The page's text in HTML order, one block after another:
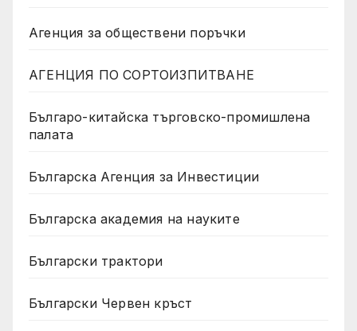
Агенция за обществени поръчки
АГЕНЦИЯ ПО СОРТОИЗПИТВАНЕ
Българо-китайска търговско-промишлена
палата
Българска Агенция за Инвестиции
Българска академия на науките
Български трактори
Български Червен кръст